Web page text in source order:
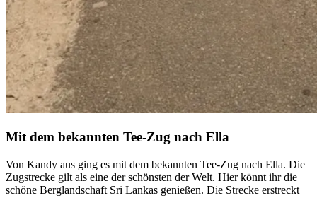
Mit dem bekannten Tee-Zug nach Ella
Von Kandy aus ging es mit dem bekannten Tee-Zug nach Ella. Die
Zugstrecke gilt als eine der schönsten der Welt. Hier könnt ihr die
schöne Berglandschaft Sri Lankas genießen. Die Strecke erstreckt